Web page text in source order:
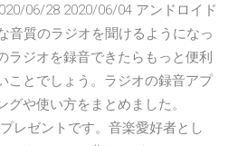
06/28 2020/06/04 アンドロイド
音質のラジオを聞けるようになっ
ラジオを録音できたらもっと便利
ことでしょう。ラジオの録音アプ
グや使い方をまとめました。
レゼントです。音楽愛好者とし